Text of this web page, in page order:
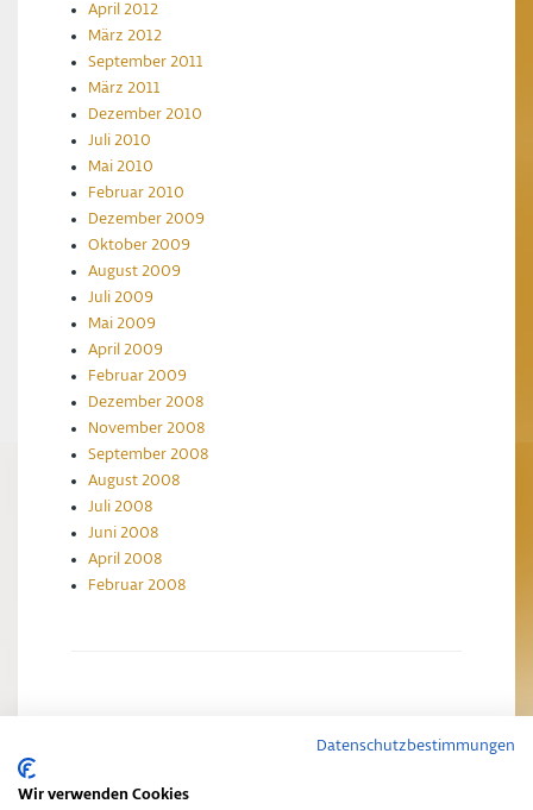
April 2012
März 2012
September 2011
März 2011
Dezember 2010
Juli 2010
Mai 2010
Februar 2010
Dezember 2009
Oktober 2009
August 2009
Juli 2009
Mai 2009
April 2009
Februar 2009
Dezember 2008
November 2008
September 2008
August 2008
Juli 2008
Juni 2008
April 2008
Februar 2008
Datenschutzbestimmungen
Wir verwenden Cookies